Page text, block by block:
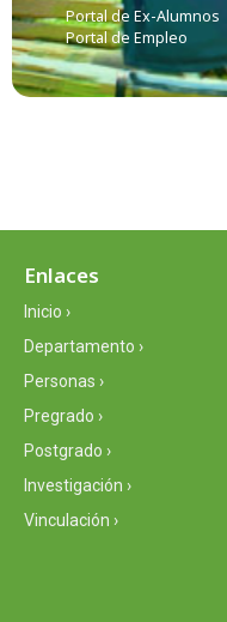
Portal de Ex-Alumnos
Portal de Empleo
Enlaces
Inicio ›
Departamento ›
Personas ›
Pregrado ›
Postgrado ›
Investigación ›
Vinculación ›